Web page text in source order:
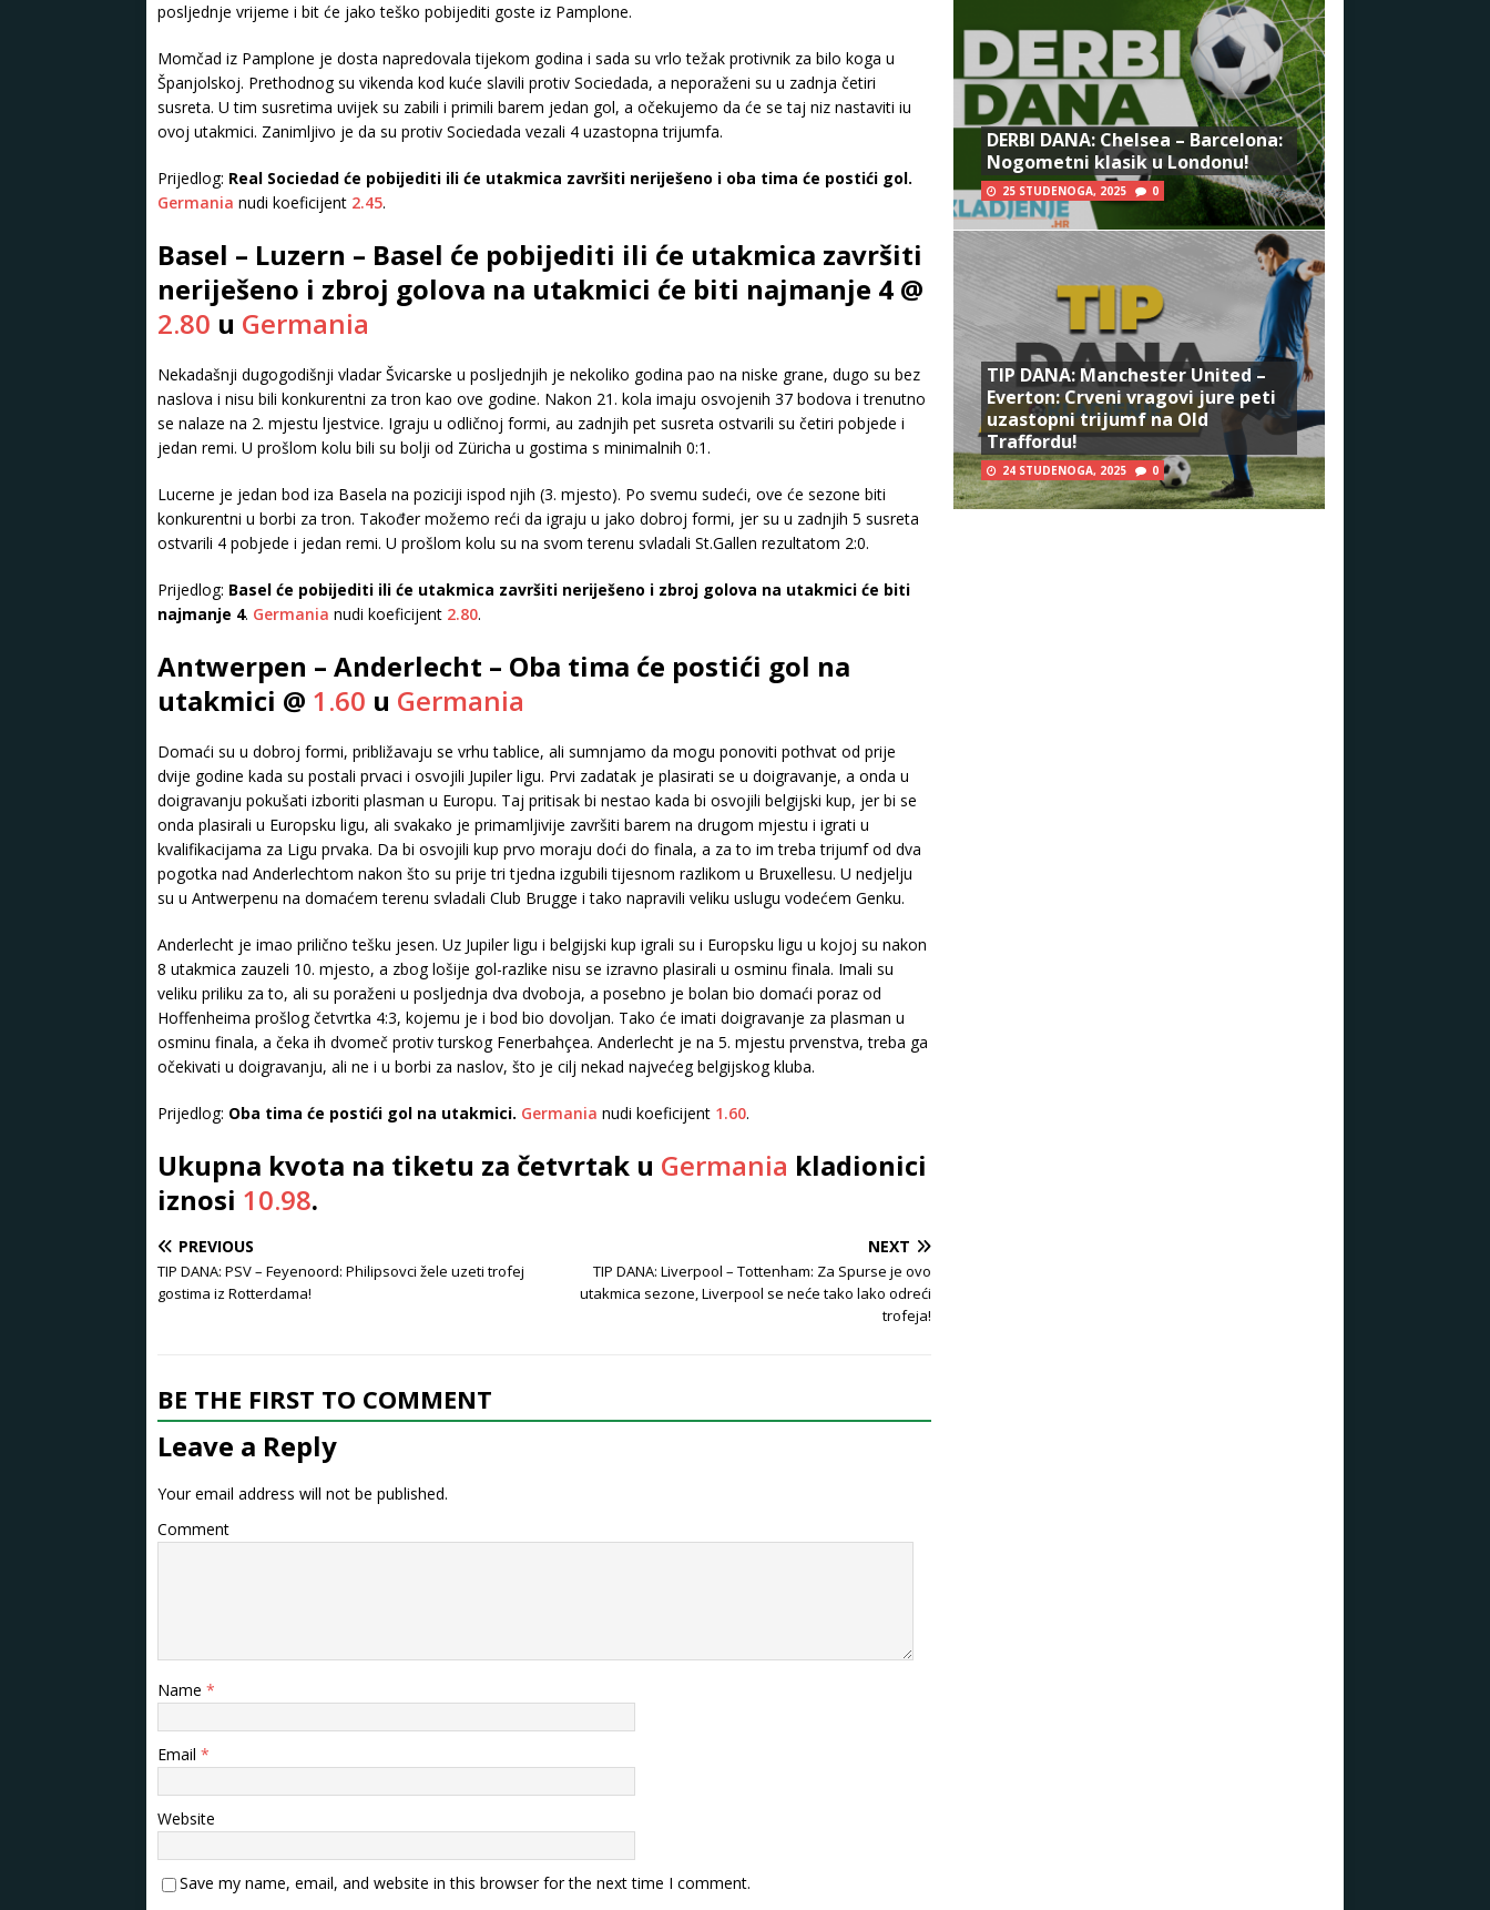
posljednje vrijeme i bit će jako teško pobijediti goste iz Pamplone.
Momčad iz Pamplone je dosta napredovala tijekom godina i sada su vrlo težak protivnik za bilo koga u
Španjolskoj. Prethodnog su vikenda kod kuće slavili protiv Sociedada, a neporaženi su u zadnja četiri
susreta. U tim susretima uvijek su zabili i primili barem jedan gol, a očekujemo da će se taj niz nastaviti iu
ovoj utakmici. Zanimljivo je da su protiv Sociedada vezali 4 uzastopna trijumfa.
Prijedlog: Real Sociedad će pobijediti ili će utakmica završiti neriješeno i oba tima će postići gol.
Germania nudi koeficijent 2.45.
Basel – Luzern – Basel će pobijediti ili će utakmica završiti
neriješeno i zbroj golova na utakmici će biti najmanje 4 @
2.80 u Germania
Nekadašnji dugogodišnji vladar Švicarske u posljednjih je nekoliko godina pao na niske grane, dugo su bez
naslova i nisu bili konkurentni za tron ​​kao ove godine. Nakon 21. kola imaju osvojenih 37 bodova i trenutno
se nalaze na 2. mjestu ljestvice. Igraju u odličnoj formi, au zadnjih pet susreta ostvarili su četiri pobjede i
jedan remi. U prošlom kolu bili su bolji od Züricha u gostima s minimalnih 0:1.
Lucerne je jedan bod iza Basela na poziciji ispod njih (3. mjesto). Po svemu sudeći, ove će sezone biti
konkurentni u borbi za tron. Također možemo reći da igraju u jako dobroj formi, jer su u zadnjih 5 susreta
ostvarili 4 pobjede i jedan remi. U prošlom kolu su na svom terenu svladali St.Gallen rezultatom 2:0.
Prijedlog: Basel će pobijediti ili će utakmica završiti neriješeno i zbroj golova na utakmici će biti
najmanje 4. Germania nudi koeficijent 2.80.
Antwerpen – Anderlecht – Oba tima će postići gol na
utakmici @ 1.60 u Germania
Domaći su u dobroj formi, približavaju se vrhu tablice, ali sumnjamo da mogu ponoviti pothvat od prije
dvije godine kada su postali prvaci i osvojili Jupiler ligu. Prvi zadatak je plasirati se u doigravanje, a onda u
doigravanju pokušati izboriti plasman u Europu. Taj pritisak bi nestao kada bi osvojili belgijski kup, jer bi se
onda plasirali u Europsku ligu, ali svakako je primamljivije završiti barem na drugom mjestu i igrati u
kvalifikacijama za Ligu prvaka. Da bi osvojili kup prvo moraju doći do finala, a za to im treba trijumf od dva
pogotka nad Anderlechtom nakon što su prije tri tjedna izgubili tijesnom razlikom u Bruxellesu. U nedjelju
su u Antwerpenu na domaćem terenu svladali Club Brugge i tako napravili veliku uslugu vodećem Genku.
Anderlecht je imao prilično tešku jesen. Uz Jupiler ligu i belgijski kup igrali su i Europsku ligu u kojoj su nakon
8 utakmica zauzeli 10. mjesto, a zbog lošije gol-razlike nisu se izravno plasirali u osminu finala. Imali su
veliku priliku za to, ali su poraženi u posljednja dva dvoboja, a posebno je bolan bio domaći poraz od
Hoffenheima prošlog četvrtka 4:3, kojemu je i bod bio dovoljan. Tako će imati doigravanje za plasman u
osminu finala, a čeka ih dvomeč protiv turskog Fenerbahçea. Anderlecht je na 5. mjestu prvenstva, treba ga
očekivati ​​u doigravanju, ali ne i u borbi za naslov, što je cilj nekad najvećeg belgijskog kluba.
Prijedlog: Oba tima će postići gol na utakmici. Germania nudi koeficijent 1.60.
Ukupna kvota na tiketu za četvrtak u Germania kladionici
iznosi 10.98.
PREVIOUS
TIP DANA: PSV – Feyenoord: Philipsovci žele uzeti trofej
gostima iz Rotterdama!
NEXT
TIP DANA: Liverpool – Tottenham: Za Spurse je ovo
utakmica sezone, Liverpool se neće tako lako odreći
trofeja!
BE THE FIRST TO COMMENT
Leave a Reply
Your email address will not be published.
Comment
Name *
Email *
Website
Save my name, email, and website in this browser for the next time I comment.
DERBI DANA: Chelsea – Barcelona:
Nogometni klasik u Londonu!
25 STUDENOGA, 2025 0
TIP DANA: Manchester United –
Everton: Crveni vragovi jure peti
uzastopni trijumf na Old
Traffordu!
24 STUDENOGA, 2025 0